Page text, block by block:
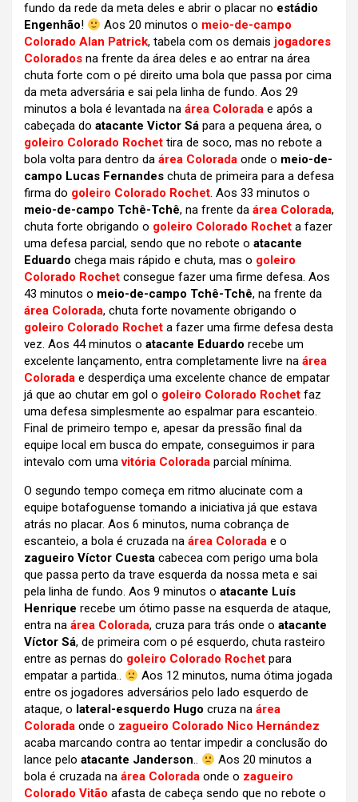
fundo da rede da meta deles e abrir o placar no estádio
Engenhão! Aos 20 minutos o meio-de-campo
Colorado Alan Patrick, tabela com os demais jogadores
Colorados na frente da área deles e ao entrar na área
chuta forte com o pé direito uma bola que passa por cima
da meta adversária e sai pela linha de fundo. Aos 29
minutos a bola é levantada na área Colorada e após a
cabeçada do atacante Victor Sá para a pequena área, o
goleiro Colorado Rochet tira de soco, mas no rebote a
bola volta para dentro da área Colorada onde o meio-de-
campo Lucas Fernandes chuta de primeira para a defesa
firma do goleiro Colorado Rochet. Aos 33 minutos o
meio-de-campo Tchê-Tchê, na frente da área Colorada,
chuta forte obrigando o goleiro Colorado Rochet a fazer
uma defesa parcial, sendo que no rebote o atacante
Eduardo chega mais rápido e chuta, mas o goleiro
Colorado Rochet consegue fazer uma firme defesa. Aos
43 minutos o meio-de-campo Tchê-Tchê, na frente da
área Colorada, chuta forte novamente obrigando o
goleiro Colorado Rochet a fazer uma firme defesa desta
vez. Aos 44 minutos o atacante Eduardo recebe um
excelente lançamento, entra completamente livre na área
Colorada e desperdiça uma excelente chance de empatar
já que ao chutar em gol o goleiro Colorado Rochet faz
uma defesa simplesmente ao espalmar para escanteio.
Final de primeiro tempo e, apesar da pressão final da
equipe local em busca do empate, conseguimos ir para
intevalo com umavitória Colorada parcial mínima.
O segundo tempo começa em ritmo alucinate com a
equipe botafoguense tomando a iniciativa já que estava
atrás no placar. Aos 6 minutos, numa cobrança de
escanteio, a bola é cruzada na área Colorada e o
zagueiro Víctor Cuesta cabecea com perigo uma bola
que passa perto da trave esquerda da nossa meta e sai
pela linha de fundo. Aos 9 minutos o atacante Luís
Henrique recebe um ótimo passe na esquerda de ataque,
entra na área Colorada, cruza para trás onde o atacante
Víctor Sá, de primeira com o pé esquerdo, chuta rasteiro
entre as pernas do goleiro Colorado Rochet para
empatar a partida..
Aos 12 minutos, numa ótima jogada
entre os jogadores adversários pelo lado esquerdo de
ataque, o lateral-esquerdo Hugo cruza na área
Colorada onde o zagueiro Colorado Nico Hernández
acaba marcando contra ao tentar impedir a conclusão do
lance pelo atacante Janderson..
Aos 20 minutos a
bola é cruzada na área Colorada onde o zagueiro
Colorado Vitão afasta de cabeça sendo que no rebote o